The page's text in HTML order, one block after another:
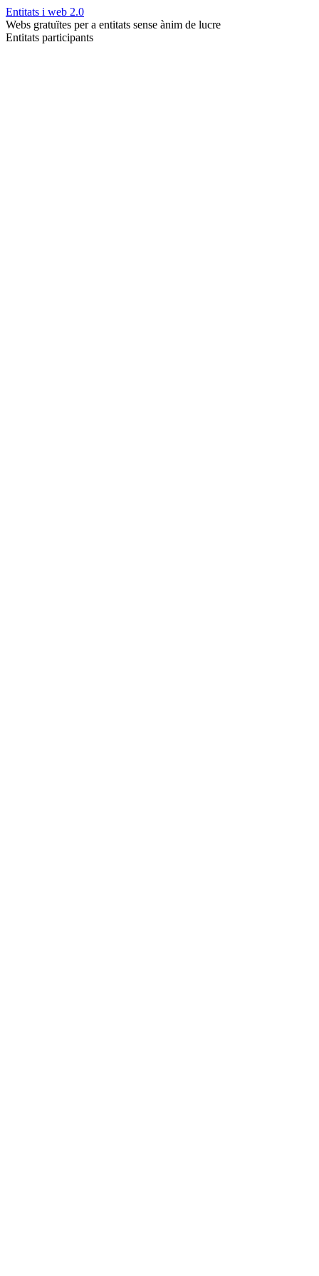
Entitats i web 2.0
Webs gratuïtes per a entitats sense ànim de lucre
Entitats participants